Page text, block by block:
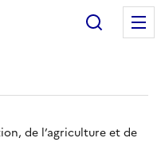
de l’agriculture et de